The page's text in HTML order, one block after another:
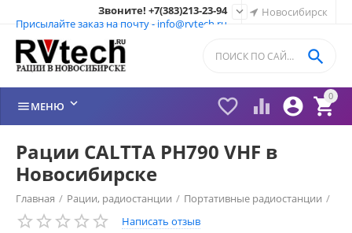
Новосибирск
Звоните! +7(383)213-23-94
Присылайте заказ на почту - info@rvtech.ru

0


 

МЕНЮ 
Рации CALTTA PH790 VHF в
Новосибирске
Главная / Рации, радиостанции / Портативные радиостанции /
Рации CALTTA (Китай)
/ Рации CALTTA
Написать отзыв